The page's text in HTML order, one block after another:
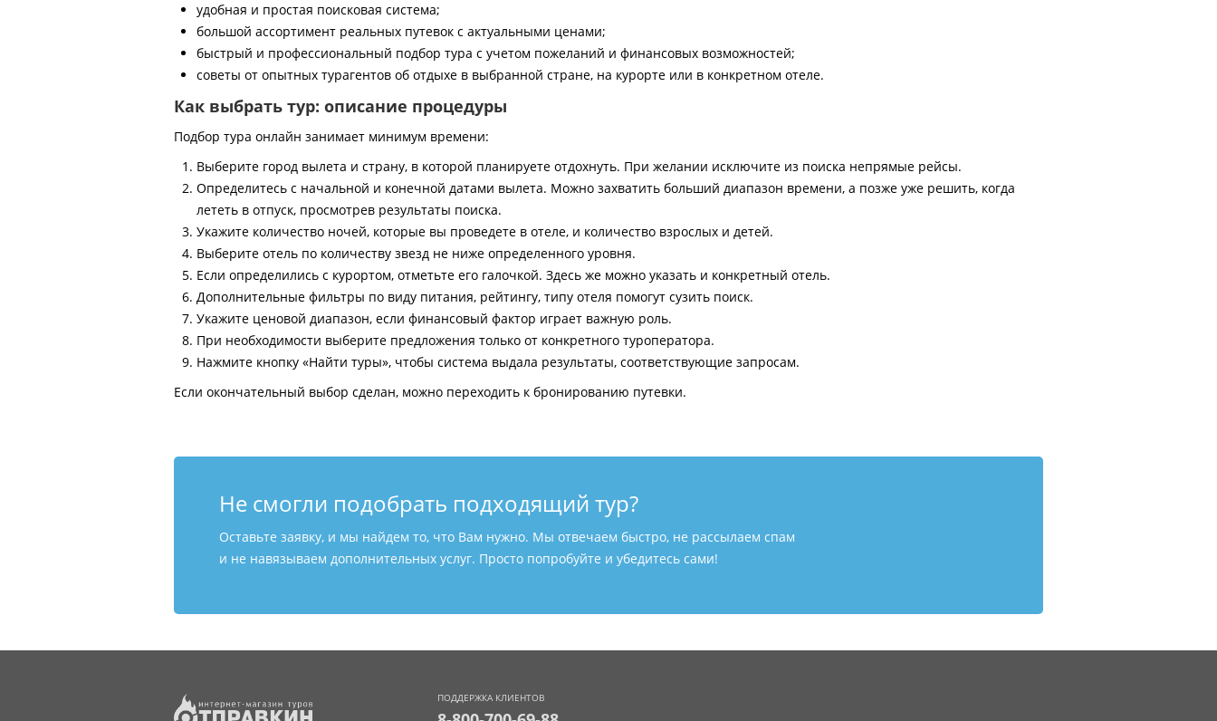
удобная и простая поисковая система;
большой ассортимент реальных путевок с актуальными ценами;
быстрый и профессиональный подбор тура с учетом пожеланий и финансовых возможностей;
советы от опытных турагентов об отдыхе в выбранной стране, на курорте или в конкретном отеле.
Как выбрать тур: описание процедуры
Подбор тура онлайн занимает минимум времени:
Выберите город вылета и страну, в которой планируете отдохнуть. При желании исключите из поиска непрямые рейсы.
Определитесь с начальной и конечной датами вылета. Можно захватить больший диапазон времени, а позже уже решить, когда
лететь в отпуск, просмотрев результаты поиска.
Укажите количество ночей, которые вы проведете в отеле, и количество взрослых и детей.
Выберите отель по количеству звезд не ниже определенного уровня.
Если определились с курортом, отметьте его галочкой. Здесь же можно указать и конкретный отель.
Дополнительные фильтры по виду питания, рейтингу, типу отеля помогут сузить поиск.
Укажите ценовой диапазон, если финансовый фактор играет важную роль.
При необходимости выберите предложения только от конкретного туроператора.
Нажмите кнопку «Найти туры», чтобы система выдала результаты, соответствующие запросам.
Если окончательный выбор сделан, можно переходить к бронированию путевки.
Не смогли подобрать подходящий тур?
Оставьте заявку, и мы найдем то, что Вам нужно. Мы отвечаем быстро, не рассылаем спам
и не навязываем дополнительных услуг. Просто попробуйте и убедитесь сами!
ПОДДЕРЖКА КЛИЕНТОВ